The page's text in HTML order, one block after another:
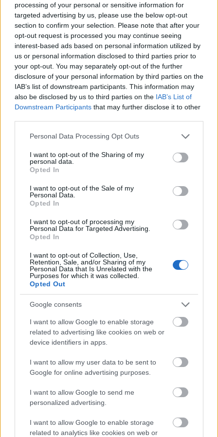
processing of your personal or sensitive information for
targeted advertising by us, please use the below opt-out
section to confirm your selection. Please note that after your
opt-out request is processed you may continue seeing
interest-based ads based on personal information utilized by
us or personal information disclosed to third parties prior to
your opt-out. You may separately opt-out of the further
disclosure of your personal information by third parties on the
IAB’s list of downstream participants. This information may
also be disclosed by us to third parties on the IAB’s List of
Downstream Participants that may further disclose it to other
Please note that this website/app uses one or more Google
not limited to your visit or usage behaviour. You may click to
grant or deny consent to Google and its third-party tags to
use your data for below specified purposes in below Google
consent section.
Personal Data Processing Opt Outs
I want to opt-out of the Sharing of my
personal data.
Opted In
I want to opt-out of the Sale of my
Personal Data.
Opted In
I want to opt-out of processing my
Personal Data for Targeted Advertising.
Opted In
I want to opt-out of Collection, Use,
Retention, Sale, and/or Sharing of my
Personal Data that Is Unrelated with the
Purposes for which it was collected.
Opted Out
Google consents
I want to allow Google to enable storage
related to advertising like cookies on web or
device identifiers in apps.
I want to allow my user data to be sent to
Google for online advertising purposes.
I want to allow Google to send me
personalized advertising.
I want to allow Google to enable storage
related to analytics like cookies on web or
ΑΣΕΠ: Πιστοποίηση Αγγλικών σε
μόνο 2 ημέρες στα χέρια σας
ΑΣΕΠ: Εξ αποστάσεως η πιο Εύκολη
Πιστοποίηση Υπολογιστών σε 2
Μάθε πρώτος όλες τις σημαντικές
Βάλε το proson.gr στα αποτελέσματα
αναζήτησης της Google
Δημοφιλείς Ειδήσεις